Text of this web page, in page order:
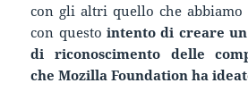
con gli altri quello che abbiamo
con questointento di creare
di riconoscimento delle
che Mozilla Foundation ha